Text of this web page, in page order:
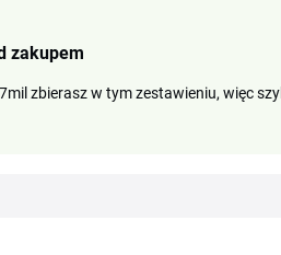
zakupem
zbierasz w tym zestawieniu, więc